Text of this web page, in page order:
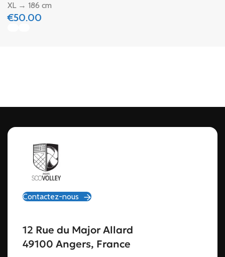
XL → 186 cm
€50.00
Contactez-nous
12 Rue du Major Allard
49100 Angers, France